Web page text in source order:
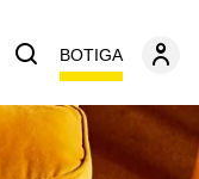
BOTIGA